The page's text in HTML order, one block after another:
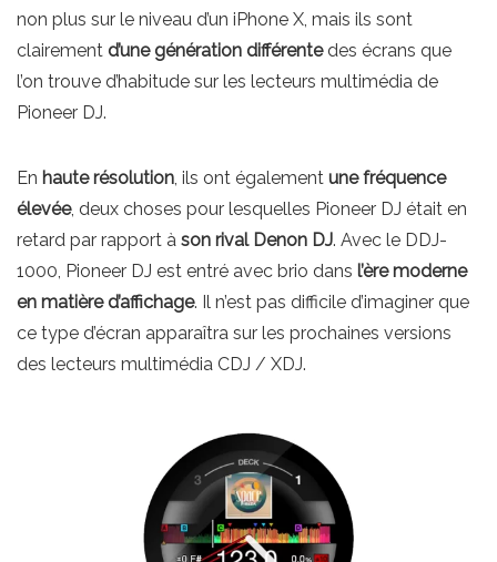
non plus sur le niveau d’un iPhone X, mais ils sont
clairement d’une génération différentedes écrans que
l’on trouve d’habitude sur les lecteurs multimédia de
Pioneer DJ.
En haute résolution , ils ont également une fréquence
élevée, deux choses pour lesquelles Pioneer DJ était en
retard par rapport à son rival Denon DJ. Avec le DDJ-
1000, Pioneer DJ est entré avec brio dans l’ère moderne
en matière d’affichage. Il n’est pas difficile d’imaginer que
ce type d’écran apparaîtra sur les prochaines versions
des lecteurs multimédia CDJ / XDJ.